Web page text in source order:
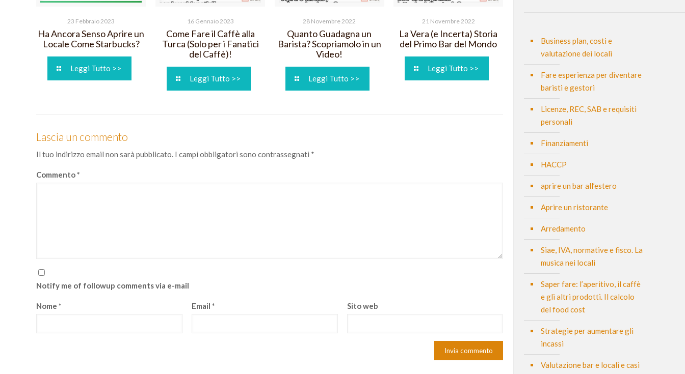
23 Febbraio 2023
Ha Ancora Senso Aprire un
Locale Come Starbucks?
Leggi Tutto >>
16 Gennaio 2023
Come Fare il Caffè alla
Turca (Solo per i Fanatici
del Caffè)!
Leggi Tutto >>
28 Novembre 2022
Quanto Guadagna un
Barista? Scopriamolo in un
Video!
Leggi Tutto >>
21 Novembre 2022
La Vera (e Incerta) Storia
del Primo Bar del Mondo
Leggi Tutto >>
Lascia un commento
Il tuo indirizzo email non sarà pubblicato. I campi obbligatori sono contrassegnati *
Commento*
Notify me of followup comments via e-mail
Nome* Email* Sito web
Business plan, costi e
valutazione dei locali
Fare esperienza per diventare
baristi e gestori
Licenze, REC, SAB e requisiti
personali
Finanziamenti
HACCP
aprire un bar all’estero
Aprire un ristorante
Arredamento
Siae, IVA, normative e fisco. La
musica nei locali
Saper fare: l’aperitivo, il caffè
e gli altri prodotti. Il calcolo
del food cost
Strategie per aumentare gli
incassi
Valutazione bar e locali e casi